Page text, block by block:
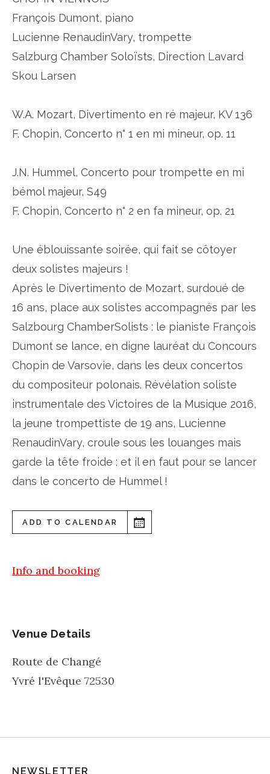
François Dumont, piano
Lucienne RenaudinVary, trompette
Salzburg Chamber Soloïsts, Direction Lavard
Skou Larsen
W.A. Mozart, Divertimento en ré majeur, KV 136
F. Chopin, Concerto n° 1 en mi mineur, op. 11
J.N. Hummel, Concerto pour trompette en mi
bémol majeur, S49
F. Chopin, Concerto n° 2 en fa mineur, op. 21
Une éblouissante soirée, qui fait se côtoyer
deux solistes majeurs !
Après le Divertimento de Mozart, surdoué de
16 ans, place aux solistes accompagnés par les
Salzbourg ChamberSolists : le pianiste François
Dumont se lance, en digne lauréat du Concours
Chopin de Varsovie, dans les deux concertos
du compositeur polonais. Révélation soliste
instrumentale des Victoires de la Musique 2016,
la jeune trompettiste de 19 ans, Lucienne
RenaudinVary, croule sous les louanges mais
garde la tête froide : et il en faut pour se lancer
dans le concerto de Hummel !
ADD TO CALENDAR
Info and booking
Venue Details
Route de Changé
Yvré l'Evêque 72530
NEWSLETTER